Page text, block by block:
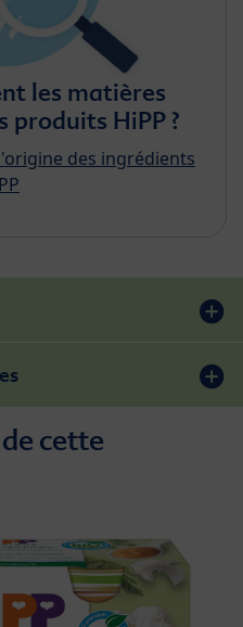
les matières
produits HiPP ?
des ingrédients
cette